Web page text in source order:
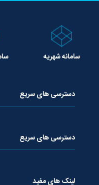
سامانه شهریه
دسترسی های سریع
دسترسی های سریع
لینک های مفید